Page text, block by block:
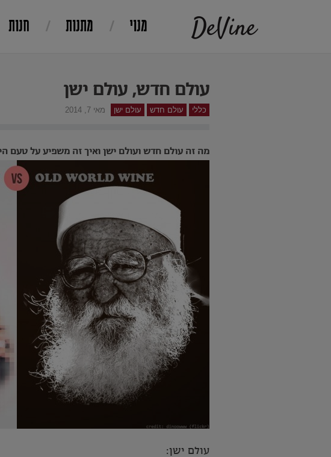
מנוי מתנות חנות
עולם חדש, עולם ישן
כללי עולם חדש עולם ישן מאי 7, 2014
מה זה עולם חדש ועולם ישן ואיך זה משפיע על טעם
עולם ישן: